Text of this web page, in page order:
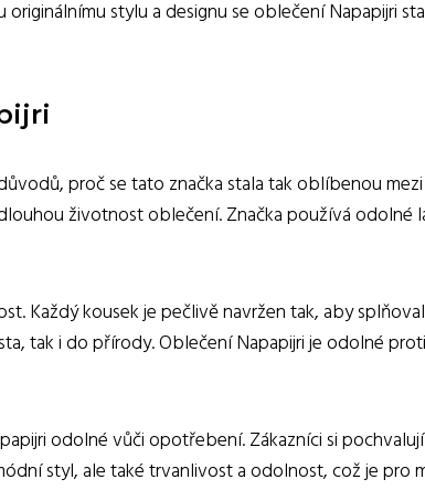
stylu a designu se oblečení Napapijri
proč se tato značka stala tak oblíbenou
životnost oblečení. Značka používá
Každý kousek je pečlivě navržen tak, aby
tak i do přírody. Oblečení Napapijri je odolné
odolné vůči opotřebení. Zákazníci si
styl, ale také trvanlivost a odolnost, což je pro